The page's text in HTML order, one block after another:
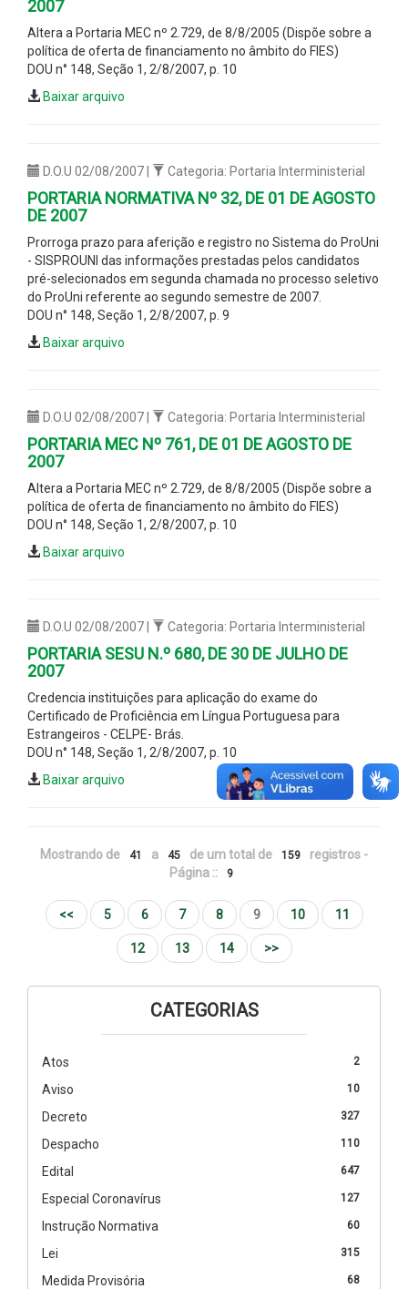
2007
Altera a Portaria MEC nº 2.729, de 8/8/2005 (Dispõe sobre a
política de oferta de financiamento no âmbito do FIES)
DOU n° 148, Seção 1, 2/8/2007, p. 10
Baixar arquivo
D.O.U 02/08/2007 | Categoria: Portaria Interministerial
PORTARIA NORMATIVA Nº 32, DE 01 DE AGOSTO
DE 2007
Prorroga prazo para aferição e registro no Sistema do ProUni
- SISPROUNI das informações prestadas pelos candidatos
pré-selecionados em segunda chamada no processo seletivo
do ProUni referente ao segundo semestre de 2007.
DOU n° 148, Seção 1, 2/8/2007, p. 9
Baixar arquivo
D.O.U 02/08/2007 | Categoria: Portaria Interministerial
PORTARIA MEC Nº 761, DE 01 DE AGOSTO DE
2007
Altera a Portaria MEC nº 2.729, de 8/8/2005 (Dispõe sobre a
política de oferta de financiamento no âmbito do FIES)
DOU n° 148, Seção 1, 2/8/2007, p. 10
Baixar arquivo
D.O.U 02/08/2007 | Categoria: Portaria Interministerial
PORTARIA SESU N.º 680, DE 30 DE JULHO DE
2007
Credencia instituições para aplicação do exame do
Certificado de Proficiência em Língua Portuguesa para
Estrangeiros - CELPE- Brás.
DOU n° 148, Seção 1, 2/8/2007, p. 10
Baixar arquivo
Mostrando de 41 a 45 de um total de 159
registros -
Página ::
9
<< 5 6 7 8 9 10 11
12 13 14 >>
CATEGORIAS
2
Atos
10
Aviso
327
Decreto
110
Despacho
647
Edital
127
Especial Coronavírus
60
Instrução Normativa
315
Lei
68
Medida Provisória